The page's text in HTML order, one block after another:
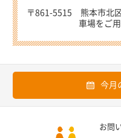
〒861-5515 熊本市北
車場をご
今月
お問